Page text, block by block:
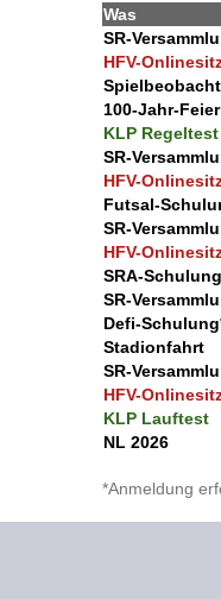
Was
SR-
HFV-
100-Jahr-Feier
KLP Regeltest
SR-
HFV-
Futsal-
SR-
HFV-
SRA-
SR-
Defi-
Stadionfahrt
SR-
HFV-
KLP Lauftest
NL 2026
*Anmeldung